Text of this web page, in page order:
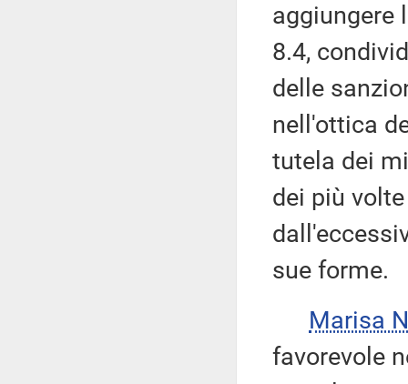
aggiungere
8.4,
delle
nell'ottica
tutela dei
dei più
sue forme.
Marisa
favorevole